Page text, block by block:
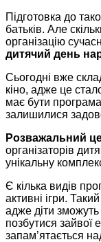
Підготовка до
батьків. Але
організацію
дитячий день
Сьогодні вже
кіно, адже це
має бути
залишилися
Розважальний
організаторів
унікальну
Є кілька видів
активні ігри.
адже діти
позбутися зайвої
запам’ятається